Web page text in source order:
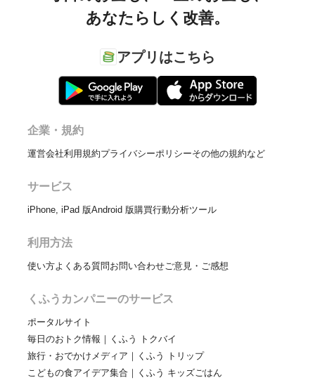
あなたらしく改善。
アプリはこちら
企業・規約
運営会社利用規約プライバシーポリシーその他の規約など
サービス
iPhone, iPad 版Android 版購買行動分析ツール
利用方法
使い方よくある質問お問い合わせご意見・ご感想
くふうカンパニーのサービス
ポータルサイト
毎日のおトク情報｜くふう トクバイ
旅行・おでかけメディア｜くふう トリップ
こどもの食アイデア集合｜くふう キッズごはん